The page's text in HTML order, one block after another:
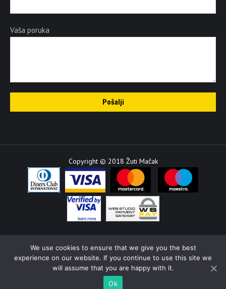
Vaša poruka
Copyright © 2018 Žuti Mačak
We use cookies to ensure that we give you the best
experience on our website. If you continue to use this site we
will assume that you are happy with it.
Ok